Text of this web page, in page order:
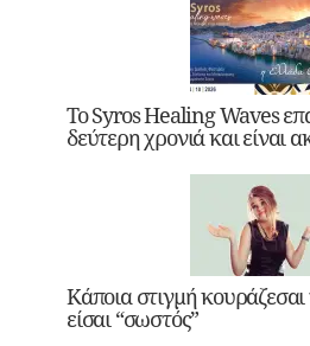
Το Syros Healing Waves
δεύτερη χρονιά και είναι
Κάποια στιγμή
είσαι “σωστός”